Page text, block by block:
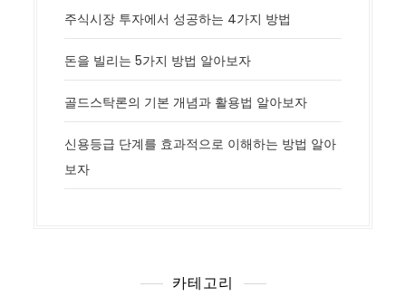
주식시장 투자에서 성공하는 4가지 방법
돈을 빌리는 5가지 방법 알아보자
골드스탁론의 기본 개념과 활용법 알아보자
신용등급 단계를 효과적으로 이해하는 방법 알아
보자
카테고리